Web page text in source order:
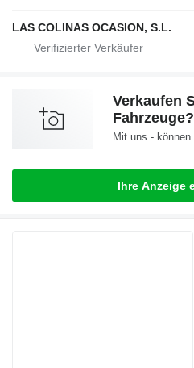
LAS COLINAS OCASION, S.L.
Verkaufen
Fahrzeuge?
Mit uns -
Ihre Anzeige